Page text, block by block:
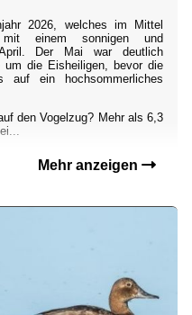
2026, welches im Mittel
mit einem sonnigen und
Der Mai war deutlich
die Eisheiligen, bevor die
auf ein hochsommerliches
den Vogelzug? Mehr als 6,3
Mehr anzeigen